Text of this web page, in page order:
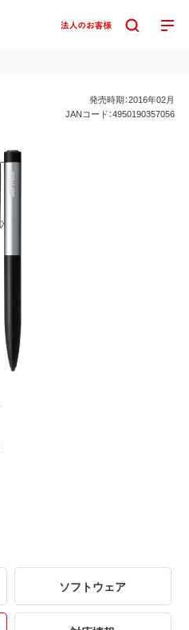
発売時期：2016年02月
JANコード：4950190357056
ソフトウェア